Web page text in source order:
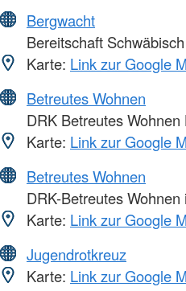
Bergwacht
Bereitschaft
Karte: Link zur Google
Betreutes Wohnen
DRK Betreutes Wohnen
Karte: Link zur Google
Betreutes Wohnen
DRK-Betreutes Wohnen
Karte: Link zur Google
Jugendrotkreuz
Karte: Link zur Google